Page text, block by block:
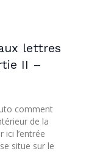
lettres
II –
comment
de la
l’entrée
situe sur le